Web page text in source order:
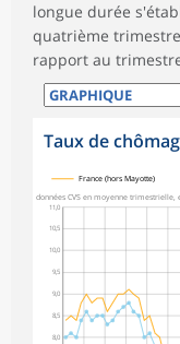
longue durée
quatrième
rapport au
Taux de
8,0
8,5
9,0
9,5
10,0
10,5
11,0
données CVS en moyenne trimestrielle,
France (hors Mayotte)